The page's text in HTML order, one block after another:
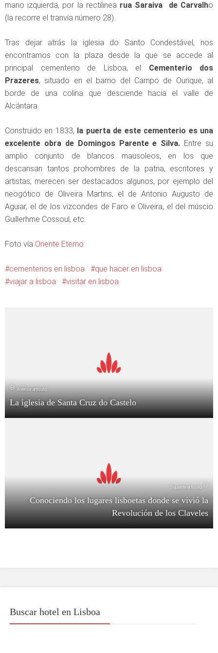
mano izquierda, por la rectilinea rua Saraiva de Carvalho
(la recorre el tranvía número 28).
Tras dejar atrás la iglesia do Santo Condestável, nos
encontramos con la plaza desde la que se accede al
principal cementerio de Lisboa, el Cementerio dos
Prazeres, situado en el barrio del Campo de Ourique, al
borde de una colina que desciende hacia el valle de
Alcántara.
Construido en 1833, la puerta de este cementerio es una
excelente obra de Domingos Parente e Silva. Entre su
amplio conjunto de blancos mausoleos, en los que
descansan tantos prohombres de la patria, escritores y
artistas, merecen ser destacados algunos, por ejemplo del
neogótico de Oliveira Martins, el de Antonio Augusto de
Aguiar, el de los vizcondes de Faro e Oliveira, el del múscio
Guillerhme Cossoul, etc.
Foto vía Oriente Eterno
cementerios en lisboa
que hacer en lisboa
viajar a lisboa
visitar en lisboa
Anterior artículo
La iglesia de Santa Cruz do Castelo
Siguiente artículo
Conociendo los lugares lisboetas donde se vivió la
Revolución de los Claveles
Buscar hotel en Lisboa